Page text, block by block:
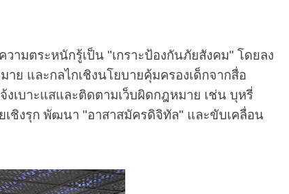
ตระหนักรู้เป็น "เกราะป้องกันภัยสังคม" โดยลง
ย และกลไกเชิงนโยบายคุ้มครองเด็กจากสื่อ
เบาะแสและติดตามเว็บผิดกฎหมาย เช่น บุหรี่
ชิงรุก พัฒนา "อาสาสมัครดิจิทัล" และขับเคลื่อน